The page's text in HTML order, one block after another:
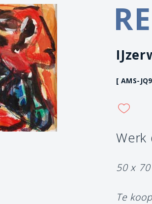
[ AMS-
Werk
50 x
Te